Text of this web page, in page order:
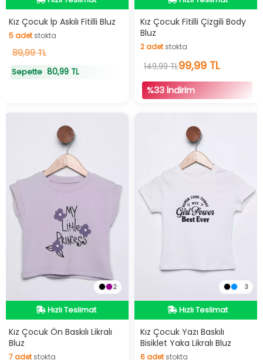
Hızlı Teslimat
Kız Çocuk İp Askılı Fitilli Bluz
5adetstokta
5adetstokta
89,99 TL
Sepette 80,99 TL
Hızlı Teslimat
Kız Çocuk Fitilli Çizgili Body
Bluz
2adetstokta
2 adetstokta
149,99 TL99,99 TL
%33 İndirim
2
İndirimli Ürün
Hızlı Teslimat
Kız Çocuk Ön Baskılı Likralı
Bluz
7adetstokta
3
İndirimli Ürün
Hızlı Teslimat
İndirimli Ürün
Kız Çocuk Yazı Baskılı
Bisiklet Yaka Likralı Bluz
6adetstokta